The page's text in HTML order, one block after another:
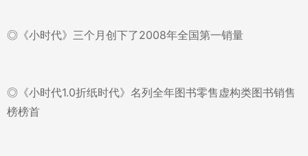
◎《小时代》三个月创下了2008年全国第一销量
◎《小时代1.0折纸时代》名列全年图书零售虚构类图书销售
榜榜首